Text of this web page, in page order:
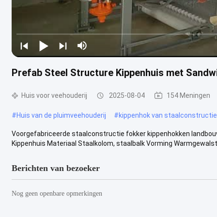
Prefab Steel Structure Kippenhuis met
Huis voor veehouderij 2025-08-04 154 Meningen
#Huis van de pluimveehouderij #kippenhok van staalconstructie
Voorgefabriceerde staalconstructie fokker kippenhokken
Kippenhuis Materiaal Staalkolom, staalbalk Vorming
Berichten van bezoeker
Nog geen openbare opmerkingen